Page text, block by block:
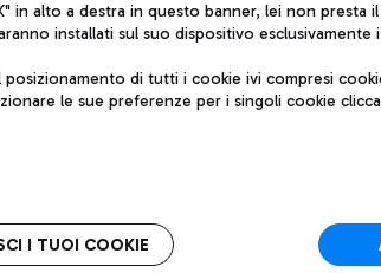
Note legali
Mappa sito
Accessibilità
QUALITÀ
in alto a destra in questo banner, lei non
installati sul suo dispositivo esclusivamente
posizionamento di tutti i cookie ivi compresi
le sue preferenze per i singoli cookie
I TUOI COOKIE